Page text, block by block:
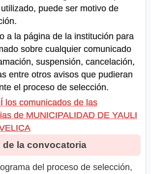
puede ser motivo de
a la página de la institución para
sobre cualquier comunicado
suspensión, cancelación,
entre otros avisos que pudieran
el proceso de selección.
los comunicados de las
de MUNICIPALIDAD DE YAULI
de la convocatoria
del proceso de selección,